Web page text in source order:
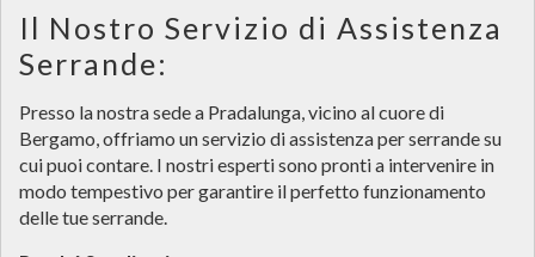
Il Nostro Servizio di Assistenza
Serrande:
Presso la nostra sede a Pradalunga, vicino al cuore di
Bergamo, offriamo un servizio di assistenza per serrande su
cui puoi contare. I nostri esperti sono pronti a intervenire in
modo tempestivo per garantire il perfetto funzionamento
delle tue serrande.